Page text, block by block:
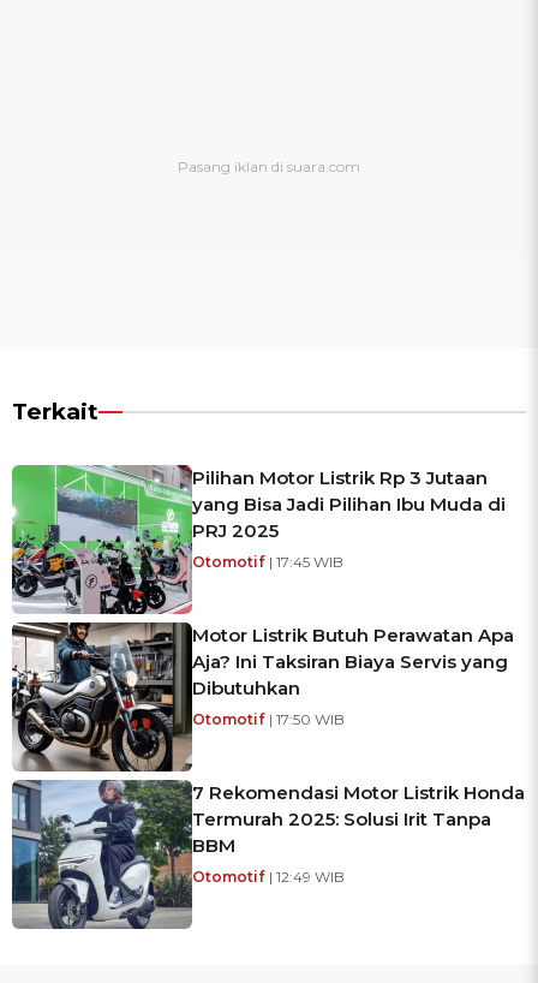
Terkait
Pilihan Motor Listrik Rp 3 Jutaan
yang Bisa Jadi Pilihan Ibu Muda di
PRJ 2025
Otomotif | 17:45 WIB
Motor Listrik Butuh Perawatan Apa
Aja? Ini Taksiran Biaya Servis yang
Dibutuhkan
Otomotif | 17:50 WIB
7 Rekomendasi Motor Listrik Honda
Termurah 2025: Solusi Irit Tanpa
BBM
Otomotif | 12:49 WIB